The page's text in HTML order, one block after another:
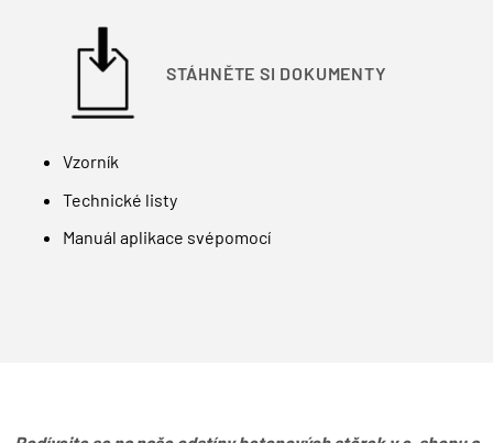
STÁHNĚTE SI DOKUMENTY
Vzorník
Technické listy
Manuál aplikace svépomocí